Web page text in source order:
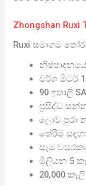
Zhongshan Ruxi
Ruxi සමාගම
වර්ග මීටර්
90 ඉතාලි
ප්‍රසිද්ධ
ලොව පුරා
තේරීම
සෑම
මිලියන 5
20,000